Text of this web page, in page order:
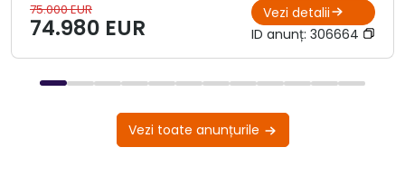
75.000 EUR
74.980 EUR
Vezi detalii
ID anunț: 306664
Vezi toate anunțurile